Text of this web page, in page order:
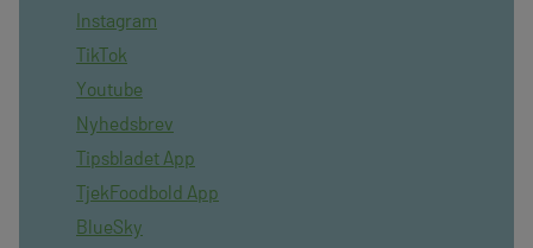
Instagram
TikTok
Youtube
Nyhedsbrev
Tipsbladet App
TjekFoodbold App
BlueSky